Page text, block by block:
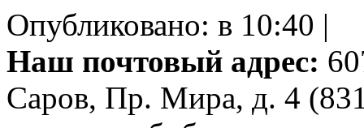
Опубликовано: в 10:40 |
Наш почтовый адрес:
Саров, Пр. Мира, д. 4